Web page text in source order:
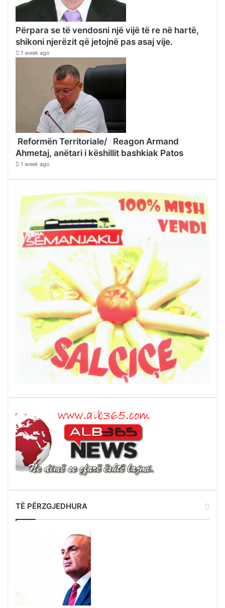
Përpara se të vendosni një vijë të re në hartë,
shikoni njerëzit që jetojnë pas asaj vije.
1 week ago
Reformën Territoriale/ Reagon Armand
Ahmetaj, anëtari i këshillit bashkiak Patos
1 week ago
TË PËRZGJEDHURA